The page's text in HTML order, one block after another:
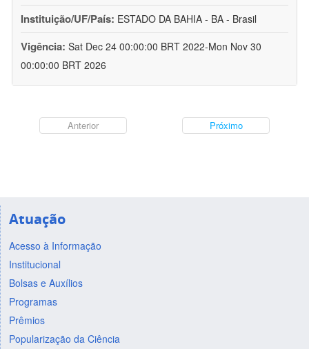
Instituição/UF/País: ESTADO DA BAHIA - BA - Brasil
Vigência: Sat Dec 24 00:00:00 BRT 2022-Mon Nov 30
00:00:00 BRT 2026
Anterior Próximo
Atuação
Acesso à Informação
Institucional
Bolsas e Auxílios
Programas
Prêmios
Popularização da Ciência